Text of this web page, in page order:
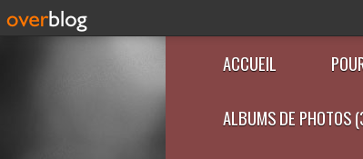
ACCUEIL
ALBUMS DE PHOTOS